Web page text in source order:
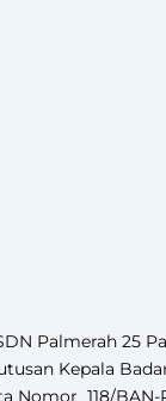
Palmerah 25
Kepala
Nomor 118/